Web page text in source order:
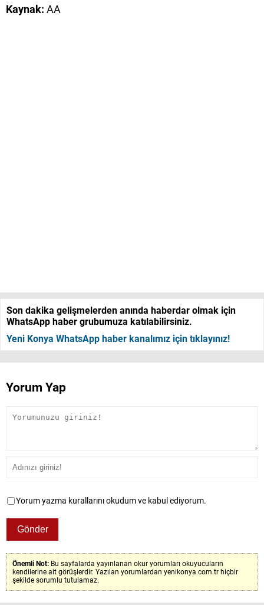
Kaynak: AA
Son dakika gelişmelerden anında haberdar olmak için
WhatsApp haber grubumuza katılabilirsiniz.
Yeni Konya WhatsApp haber kanalımız için tıklayınız!
Yorum Yap
Yorum yazma kurallarını okudum ve kabul ediyorum.
Önemli Not: Bu sayfalarda yayınlanan okur yorumları okuyucuların
kendilerine ait görüşlerdir. Yazılan yorumlardan yenikonya.com.tr hiçbir
şekilde sorumlu tutulamaz.